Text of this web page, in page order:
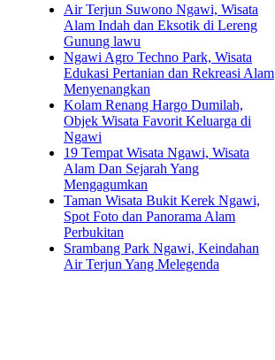
Air Terjun Suwono Ngawi, Wisata
Alam Indah dan Eksotik di Lereng
Gunung lawu
Ngawi Agro Techno Park, Wisata
Edukasi Pertanian dan Rekreasi Alam
Menyenangkan
Kolam Renang Hargo Dumilah,
Objek Wisata Favorit Keluarga di
Ngawi
19 Tempat Wisata Ngawi, Wisata
Alam Dan Sejarah Yang
Mengagumkan
Taman Wisata Bukit Kerek Ngawi,
Spot Foto dan Panorama Alam
Perbukitan
Srambang Park Ngawi, Keindahan
Air Terjun Yang Melegenda